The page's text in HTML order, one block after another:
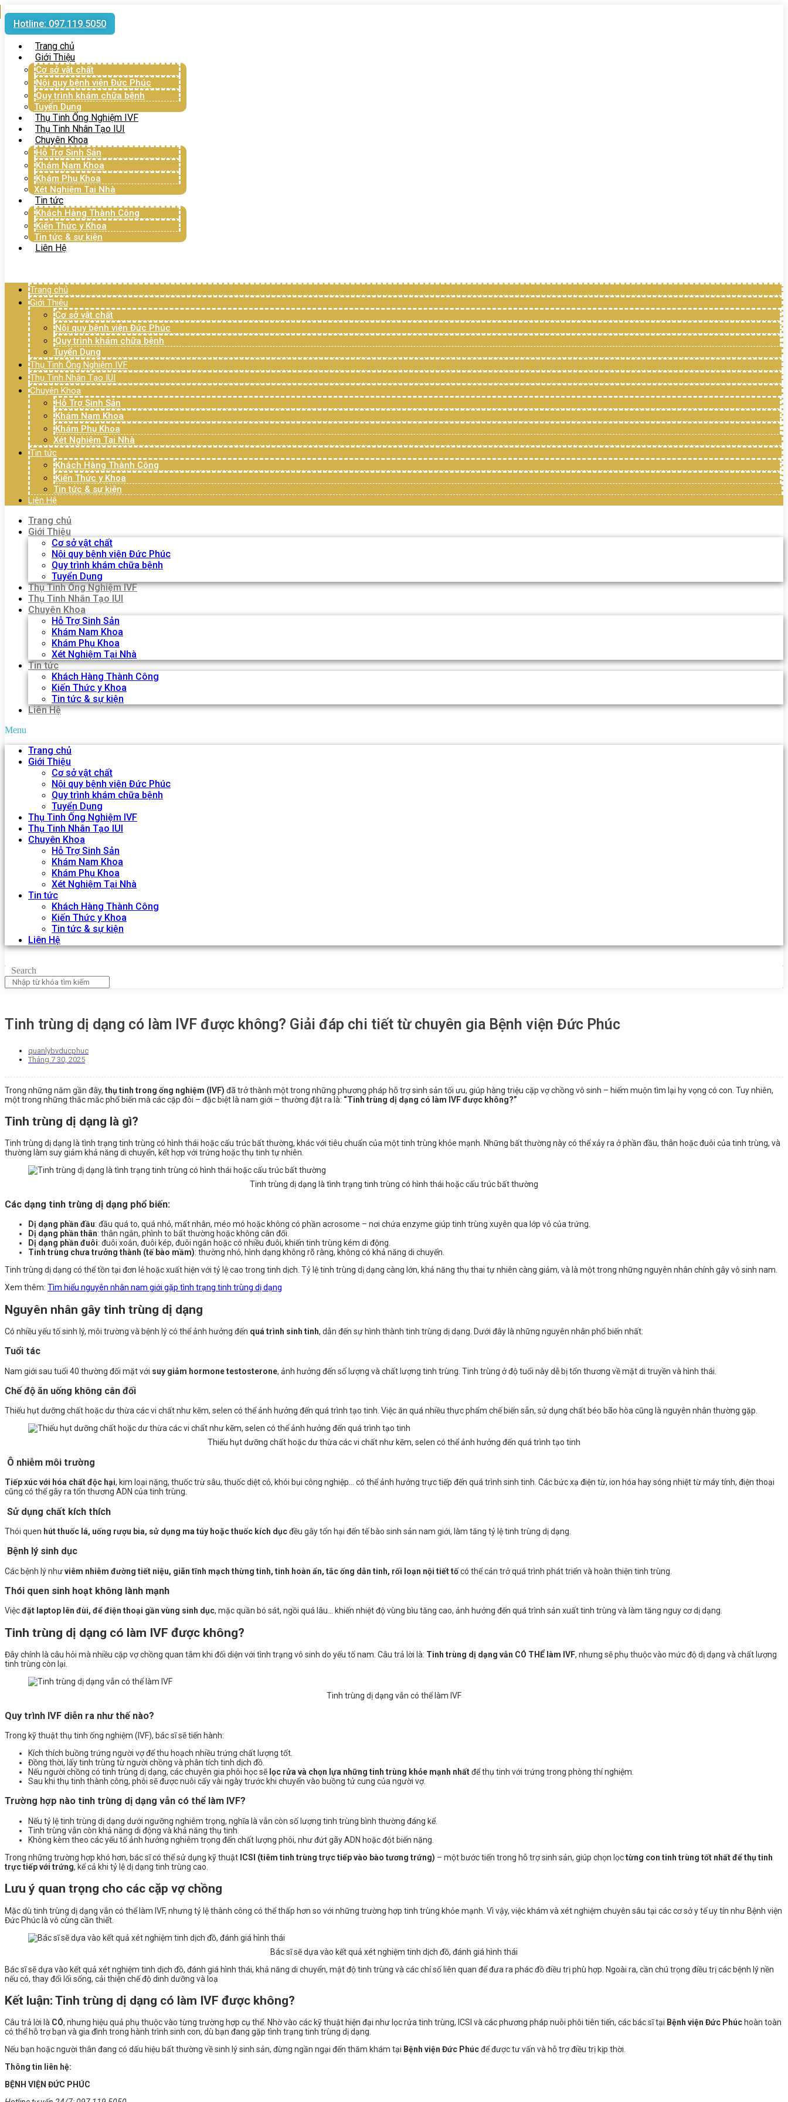
Hotline: 097.119.5050
Trang chủ
Giới Thiệu
Cơ sở vật chất
Nội quy bệnh viện Đức Phúc
Quy trình khám chữa bệnh
Tuyển Dụng
Thụ Tinh Ống Nghiệm IVF
Thụ Tinh Nhân Tạo IUI
Chuyên Khoa
Hỗ Trợ Sinh Sản
Khám Nam Khoa
Khám Phụ Khoa
Xét Nghiệm Tại Nhà
Tin tức
Khách Hàng Thành Công
Kiến Thức y Khoa
Tin tức & sự kiện
Liên Hệ
Trang chủ
Giới Thiệu
Cơ sở vật chất
Nội quy bệnh viện Đức Phúc
Quy trình khám chữa bệnh
Tuyển Dụng
Thụ Tinh Ống Nghiệm IVF
Thụ Tinh Nhân Tạo IUI
Chuyên Khoa
Hỗ Trợ Sinh Sản
Khám Nam Khoa
Khám Phụ Khoa
Xét Nghiệm Tại Nhà
Tin tức
Khách Hàng Thành Công
Kiến Thức y Khoa
Tin tức & sự kiện
Liên Hệ
Trang chủ
Giới Thiệu
Cơ sở vật chất
Nội quy bệnh viện Đức Phúc
Quy trình khám chữa bệnh
Tuyển Dụng
Thụ Tinh Ống Nghiệm IVF
Thụ Tinh Nhân Tạo IUI
Chuyên Khoa
Hỗ Trợ Sinh Sản
Khám Nam Khoa
Khám Phụ Khoa
Xét Nghiệm Tại Nhà
Tin tức
Khách Hàng Thành Công
Kiến Thức y Khoa
Tin tức & sự kiện
Liên Hệ
Menu
Trang chủ
Giới Thiệu
Cơ sở vật chất
Nội quy bệnh viện Đức Phúc
Quy trình khám chữa bệnh
Tuyển Dụng
Thụ Tinh Ống Nghiệm IVF
Thụ Tinh Nhân Tạo IUI
Chuyên Khoa
Hỗ Trợ Sinh Sản
Khám Nam Khoa
Khám Phụ Khoa
Xét Nghiệm Tại Nhà
Tin tức
Khách Hàng Thành Công
Kiến Thức y Khoa
Tin tức & sự kiện
Liên Hệ
Search
Tinh trùng dị dạng có làm IVF được không? Giải đáp chi tiết từ chuyên gia Bệnh viện Đức Phúc
quanlybvducphuc
Tháng 7 30, 2025
Trong những năm gần đây, thụ tinh trong ống nghiệm (IVF) đã trở thành một trong những phương pháp hỗ trợ sinh sản tối ưu, giúp hàng triệu cặp vợ chồng vô sinh – hiếm muộn tìm lại hy vọng có con. Tuy nhiên,
một trong những thắc mắc phổ biến mà các cặp đôi – đặc biệt là nam giới – thường đặt ra là: “Tinh trùng dị dạng có làm IVF được không?”
Tinh trùng dị dạng là gì?
Tinh trùng dị dạng là tình trạng tinh trùng có hình thái hoặc cấu trúc bất thường, khác với tiêu chuẩn của một tinh trùng khỏe mạnh. Những bất thường này có thể xảy ra ở phần đầu, thân hoặc đuôi của tinh trùng, và
thường làm suy giảm khả năng di chuyển, kết hợp với trứng hoặc thụ tinh tự nhiên.
Tinh trùng dị dạng là tình trạng tinh trùng có hình thái hoặc cấu trúc bất thường
Các dạng tinh trùng dị dạng phổ biến:
Dị dạng phần đầu: đầu quá to, quá nhỏ, mất nhân, méo mó hoặc không có phần acrosome – nơi chứa enzyme giúp tinh trùng xuyên qua lớp vỏ của trứng.
Dị dạng phần thân: thân ngắn, phình to bất thường hoặc không cân đối.
Dị dạng phần đuôi: đuôi xoắn, đuôi kép, đuôi ngắn hoặc có nhiều đuôi, khiến tinh trùng kém di động.
Tinh trùng chưa trưởng thành (tế bào mầm): thường nhỏ, hình dạng không rõ ràng, không có khả năng di chuyển.
Tinh trùng dị dạng có thể tồn tại đơn lẻ hoặc xuất hiện với tỷ lệ cao trong tinh dịch. Tỷ lệ tinh trùng dị dạng càng lớn, khả năng thụ thai tự nhiên càng giảm, và là một trong những nguyên nhân chính gây vô sinh nam.
Xem thêm: Tìm hiểu nguyên nhân nam giới gặp tình trạng tinh trùng dị dạng
Nguyên nhân gây tinh trùng dị dạng
Có nhiều yếu tố sinh lý, môi trường và bệnh lý có thể ảnh hưởng đến quá trình sinh tinh, dẫn đến sự hình thành tinh trùng dị dạng. Dưới đây là những nguyên nhân phổ biến nhất:
Tuổi tác
Nam giới sau tuổi 40 thường đối mặt với suy giảm hormone testosterone, ảnh hưởng đến số lượng và chất lượng tinh trùng. Tinh trùng ở độ tuổi này dễ bị tổn thương về mặt di truyền và hình thái.
Chế độ ăn uống không cân đối
Thiếu hụt dưỡng chất hoặc dư thừa các vi chất như kẽm, selen có thể ảnh hưởng đến quá trình tạo tinh. Việc ăn quá nhiều thực phẩm chế biến sẵn, sử dụng chất béo bão hòa cũng là nguyên nhân thường gặp.
Thiếu hụt dưỡng chất hoặc dư thừa các vi chất như kẽm, selen có thể ảnh hưởng đến quá trình tạo tinh
Ô nhiễm môi trường
Tiếp xúc với hóa chất độc hại, kim loại nặng, thuốc trừ sâu, thuốc diệt cỏ, khói bụi công nghiệp… có thể ảnh hưởng trực tiếp đến quá trình sinh tinh. Các bức xạ điện từ, ion hóa hay sóng nhiệt từ máy tính, điện thoại
cũng có thể gây ra tổn thương ADN của tinh trùng.
Sử dụng chất kích thích
Thói quen hút thuốc lá, uống rượu bia, sử dụng ma túy hoặc thuốc kích dụcđều gây tổn hại đến tế bào sinh sản nam giới, làm tăng tỷ lệ tinh trùng dị dạng.
Bệnh lý sinh dục
Các bệnh lý nhưviêm nhiễm đường tiết niệu, giãn tĩnh mạch thừng tinh, tinh hoàn ẩn, tắc ống dẫn tinh, rối loạn nội tiết tốcó thể cản trở quá trình phát triển và hoàn thiện tinh trùng.
Thói quen sinh hoạt không lành mạnh
Việcđặt laptop lên đùi, để điện thoại gần vùng sinh dục, mặc quần bó sát, ngồi quá lâu… khiến nhiệt độ vùng bìu tăng cao, ảnh hưởng đến quá trình sản xuất tinh trùng và làm tăng nguy cơ dị dạng.
Tinh trùng dị dạng có làm IVF được không?
Đây chính là câu hỏi mà nhiều cặp vợ chồng quan tâm khi đối diện với tình trạng vô sinh do yếu tố nam. Câu trả lời là: Tinh trùng dị dạng vẫn CÓ THỂ làm IVF, nhưng sẽ phụ thuộc vào mức độ dị dạng và chất lượng
tinh trùng còn lại.
Tinh trùng dị dạng vẫn có thể làm IVF
Quy trình IVF diễn ra như thế nào?
Trong kỹ thuật thụ tinh ống nghiệm (IVF), bác sĩ sẽ tiến hành:
Kích thích buồng trứng người vợ để thu hoạch nhiều trứng chất lượng tốt.
Đồng thời, lấy tinh trùng từ người chồng và phân tích tinh dịch đồ.
Nếu người chồng có tinh trùng dị dạng, các chuyên gia phôi học sẽ lọc rửa và chọn lựa những tinh trùng khỏe mạnh nhấtđể thụ tinh với trứng trong phòng thí nghiệm.
Sau khi thụ tinh thành công, phôi sẽ được nuôi cấy vài ngày trước khi chuyển vào buồng tử cung của người vợ.
Trường hợp nào tinh trùng dị dạng vẫn có thể làm IVF?
Nếu tỷ lệ tinh trùng dị dạng dưới ngưỡng nghiêm trọng, nghĩa là vẫn còn số lượng tinh trùng bình thường đáng kể.
Tinh trùng vẫn còn khả năng di động và khả năng thụ tinh.
Không kèm theo các yếu tố ảnh hưởng nghiêm trọng đến chất lượng phôi, như đứt gãy ADN hoặc đột biến nặng.
Trong những trường hợp khó hơn, bác sĩ có thể sử dụng kỹ thuật ICSI (tiêm tinh trùng trực tiếp vào bào tương trứng) – một bước tiến trong hỗ trợ sinh sản, giúp chọn lọctừng con tinh trùng tốt nhất để thụ tinh
trực tiếp với trứng, kể cả khi tỷ lệ dị dạng tinh trùng cao.
Lưu ý quan trọng cho các cặp vợ chồng
Mặc dù tinh trùng dị dạng vẫn có thể làm IVF, nhưng tỷ lệ thành công có thể thấp hơn so với những trường hợp tinh trùng khỏe mạnh. Vì vậy, việc khám và xét nghiệm chuyên sâu tại các cơ sở y tế uy tín như Bệnh viện
Đức Phúc là vô cùng cần thiết.
Bác sĩ sẽ dựa vào kết quả xét nghiệm tinh dịch đồ, đánh giá hình thái
Bác sĩ sẽ dựa vào kết quả xét nghiệm tinh dịch đồ, đánh giá hình thái, khả năng di chuyển, mật độ tinh trùng và các chỉ số liên quan để đưa ra phác đồ điều trị phù hợp. Ngoài ra, cần chú trọng điều trị các bệnh lý nền
nếu có, thay đổi lối sống, cải thiện chế độ dinh dưỡng và loạ
Kết luận: Tinh trùng dị dạng có làm IVF được không?
Câu trả lời là CÓ, nhưng hiệu quả phụ thuộc vào từng trường hợp cụ thể. Nhờ vào các kỹ thuật hiện đại như lọc rửa tinh trùng, ICSI và các phương pháp nuôi phôi tiên tiến, các bác sĩ tại Bệnh viện Đức Phúc hoàn toàn
có thể hỗ trợ bạn và gia đình trong hành trình sinh con, dù bạn đang gặp tình trạng tinh trùng dị dạng.
Nếu bạn hoặc người thân đang có dấu hiệu bất thường về sinh lý sinh sản, đừng ngần ngại đến thăm khám tại Bệnh viện Đức Phúcđể được tư vấn và hỗ trợ điều trị kịp thời.
Thông tin liên hệ:
BỆNH VIỆN ĐỨC PHÚC